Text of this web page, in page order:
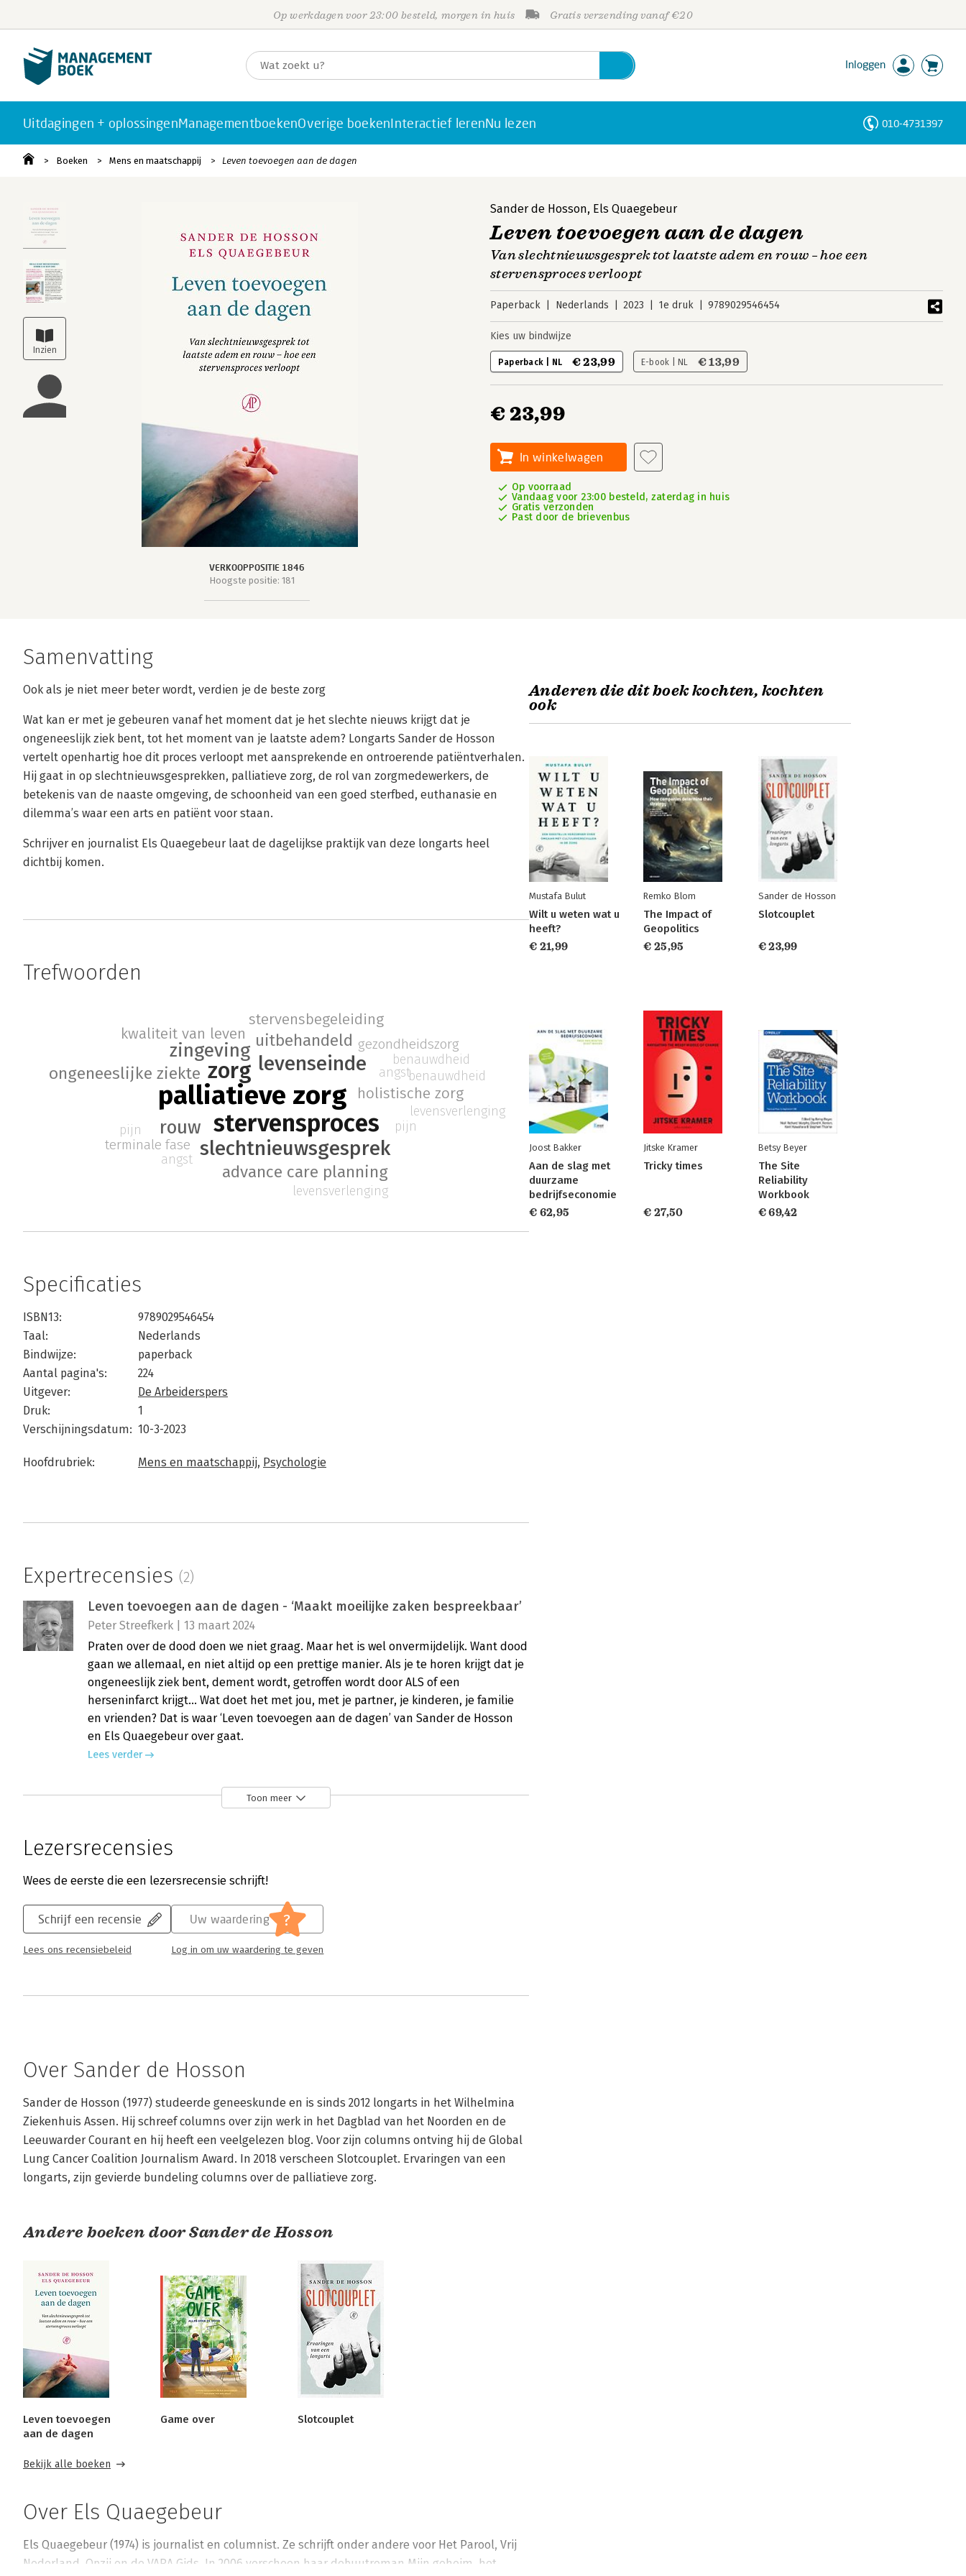
Op werkdagen voor 23:00 besteld, morgen in huis Gratis verzending vanaf €20
Inloggen
Uitdagingen + oplossingenManagementboekenOverige boekenInteractief lerenNu lezen 010-4731397
Boeken Mens en maatschappij Leven toevoegen aan de dagen
VERKOOPPOSITIE 1846
Hoogste positie: 181
Sander de Hosson, Els Quaegebeur
Leven toevoegen aan de dagen
Van slechtnieuwsgesprek tot laatste adem en rouw – hoe een
stervensproces verloopt
Paperback Nederlands 2023 1e druk 9789029546454
Kies uw bindwijze
Paperback | NL € 23,99 E-book | NL € 13,99
€ 23,99
In winkelwagen
Op voorraad
Vandaag voor 23:00 besteld, zaterdag in huis
Gratis verzonden
Past door de brievenbus
Samenvatting
Ook als je niet meer beter wordt, verdien je de beste zorg
Wat kan er met je gebeuren vanaf het moment dat je het slechte nieuws krijgt dat je
ongeneeslijk ziek bent, tot het moment van je laatste adem? Longarts Sander de Hosson
vertelt openhartig hoe dit proces verloopt met aansprekende en ontroerende patiëntverhalen.
Hij gaat in op slechtnieuwsgesprekken, palliatieve zorg, de rol van zorgmedewerkers, de
betekenis van de naaste omgeving, de schoonheid van een goed sterfbed, euthanasie en
dilemma’s waar een arts en patiënt voor staan.
Schrijver en journalist Els Quaegebeur laat de dagelijkse praktijk van deze longarts heel
dichtbij komen.
Trefwoorden
palliatieve zorg
stervensproces
zorg levenseinde
slechtnieuwsgesprek
rouw
zingeving uitbehandeld
advance care planning
ongeneeslijke ziekte
kwaliteit van leven
holistische zorg
stervensbegeleiding
gezondheidszorg
terminale fase
benauwdheid
angst
levensverlenging
pijn
benauwdheid
angst
levensverlenging
pijn
Specificaties
ISBN13:
9789029546454
Taal:
Nederlands
Bindwijze:
paperback
Aantal pagina's:
224
Uitgever:
De Arbeiderspers
Druk:
1
Verschijningsdatum: 10-3-2023
Hoofdrubriek: Mens en maatschappij, Psychologie
Expertrecensies (2)
Leven toevoegen aan de dagen - ‘Maakt moeilijke zaken bespreekbaar’
Peter Streefkerk | 13 maart 2024
Praten over de dood doen we niet graag. Maar het is wel onvermijdelijk. Want dood
gaan we allemaal, en niet altijd op een prettige manier. Als je te horen krijgt dat je
ongeneeslijk ziek bent, dement wordt, getroffen wordt door ALS of een
herseninfarct krijgt... Wat doet het met jou, met je partner, je kinderen, je familie
en vrienden? Dat is waar ‘Leven toevoegen aan de dagen’ van Sander de Hosson
en Els Quaegebeur over gaat.
Lees verder
Leven toevoegen aan de dagen - Zo veel mogelijk mensen zouden dit
Ineke Peters | 17 april 2023
spectaculair slecht zijn voorbereid op de dood, terwijl doodgaan onderdeel van ons
bestaan hoort te zijn. Daarom schreef hij met journalist Els Quaegebeur ‘Leven
toevoegen aan de dagen’. Geen vakliteratuur voor zorgverleners, maar
bestemd ‘Voor iedereen die doodgaat’ zoals het motto voorin luidt. Het boek is een
Toon meer
Lezersrecensies
Wees de eerste die een lezersrecensie schrijft!
Schrijf een recensie
Lees ons recensiebeleid
Uw waardering ?
Log in om uw waardering te geven
Over Sander de Hosson
Sander de Hosson (1977) studeerde geneeskunde en is sinds 2012 longarts in het Wilhelmina
Ziekenhuis Assen. Hij schreef columns over zijn werk in het Dagblad van het Noorden en de
Leeuwarder Courant en hij heeft een veelgelezen blog. Voor zijn columns ontving hij de Global
Lung Cancer Coalition Journalism Award. In 2018 verscheen Slotcouplet. Ervaringen van een
longarts, zijn gevierde bundeling columns over de palliatieve zorg.
Andere boeken door Sander de Hosson
Leven toevoegen
aan de dagen
Game over Slotcouplet
Bekijk alle boeken
Over Els Quaegebeur
Els Quaegebeur (1974) is journalist en columnist. Ze schrijft onder andere voor Het Parool, Vrij
Nederland, Opzij en de VARA Gids. In 2006 verscheen haar debuutroman Mijn geheim, het
Anderen die dit boek kochten, kochten
ook
Mustafa Bulut
Wilt u weten wat u
heeft?
€ 21,99
Remko Blom
The Impact of
Geopolitics
€ 25,95
Sander de Hosson
Slotcouplet
€ 23,99
Joost Bakker
Aan de slag met
duurzame
bedrijfseconomie
€ 62,95
Jitske Kramer
Tricky times
€ 27,50
Betsy Beyer
The Site
Reliability
Workbook
€ 69,42
Personen